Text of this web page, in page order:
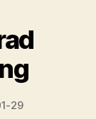
29